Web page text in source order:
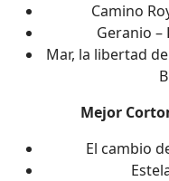
Camino
Geranio –
Mar, la libertad
Mejor
El cambio